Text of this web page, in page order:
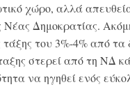
χώρο, αλλά
Δημοκρατίας.
τάξης του 3%-4% από τα
στερεί από τη ΝΔ
να ηγηθεί ενός